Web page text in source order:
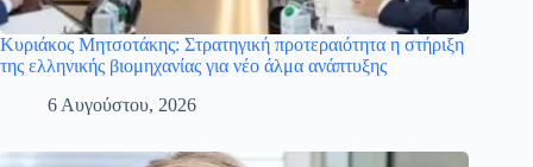
Κυριάκος Μητσοτάκης: Στρατηγική προτεραιότητα η στήριξη
της ελληνικής βιομηχανίας για νέο άλμα ανάπτυξης
6 Αυγούστου, 2026